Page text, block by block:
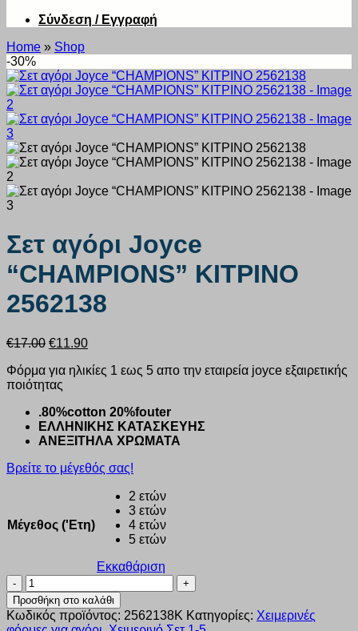
Σύνδεση / Εγγραφή
Home » Shop
-30%
Σετ αγόρι Joyce
“CHAMPIONS” ΚΙΤΡΙΝΟ
2562138
€17.00 Original
was:
€17.00.
€11.90Η
τιμή
Φόρμα για ηλικίες 1 εως 5 απο την εταιρεία joyce εξαιρετικής
ποιότητας
.80%cotton 20%fouter
ΕΛΛΗΝΙΚΗΣ ΚΑΤΑΣΚΕΥΗΣ
ΑΝΕΞΙΤΗΛΑ ΧΡΩΜΑΤΑ
Βρείτε το μέγεθός σας!
Μέγεθος ('Ετη)
2 ετών
3 ετών
4 ετών
5 ετών
Εκκαθάριση
Σετ
αγόρι
Joyce
“CHAMPIONS”
Προσθήκη στο καλάθι
Κωδικός προϊόντος: 2562138Κ Κατηγορίες: Χειμερινές